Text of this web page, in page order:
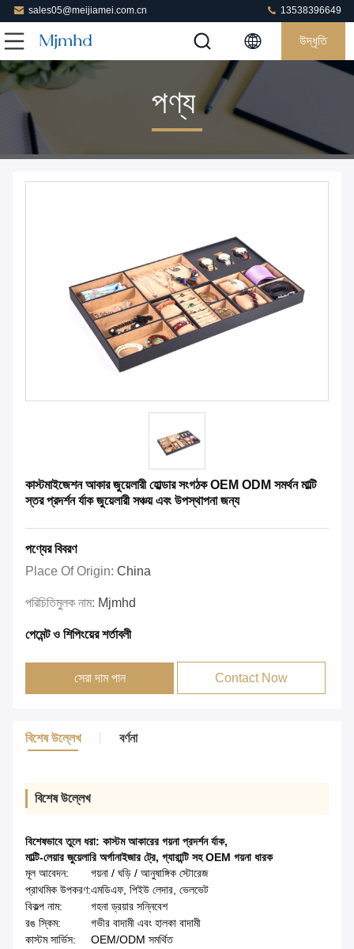
sales05@meijiamei.com.cn 13538396649
উদ্ধৃতি
পণ্য
কাস্টমাইজেশন আকার জুয়েলারী হোল্ডার সংগঠক OEM ODM সমর্থন মাল্টি
স্তর প্রদর্শন র্যাক জুয়েলারী সঞ্চয় এবং উপস্থাপনা জন্য
পণ্যের বিবরণ
Place Of Origin: China
পরিচিতিমুলক নাম: Mjmhd
পেমেন্ট ও শিপিংয়ের শর্তাবলী
সেরা দাম পান Contact Now
বিশেষ উল্লেখ বর্ণনা
বিশেষ উল্লেখ
বিশেষভাবে তুলে ধরা: কাস্টম আকারের গয়না প্রদর্শন র্যাক,
মাল্টি-লেয়ার জুয়েলারি অর্গানাইজার ট্রে, গ্যারান্টি সহ OEM গয়না ধারক
মূল আবেদন:
গয়না / ঘড়ি / আনুষাঙ্গিক স্টোরেজ
প্রাথমিক উপকরণ:এমডিএফ, পিইউ লেদার, ভেলভেট
বিকল্প নাম:
গহনা ড্রয়ার সন্নিবেশ
রঙ স্কিম:
গভীর বাদামী এবং হালকা বাদামী
কাস্টম সার্ভিস:
OEM/ODM সমর্থিত